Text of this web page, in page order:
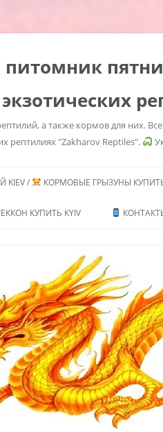
питомник
а также кормов для них.
рептилиях "Zakharov Reptiles".
к
KIEV / КОРМОВЫЕ ГРЫЗУНЫ
/
/
КУПИТЬ KYIV
CAUDICINCTUS
/ AFRICAN FAT TAILED
MORPHS